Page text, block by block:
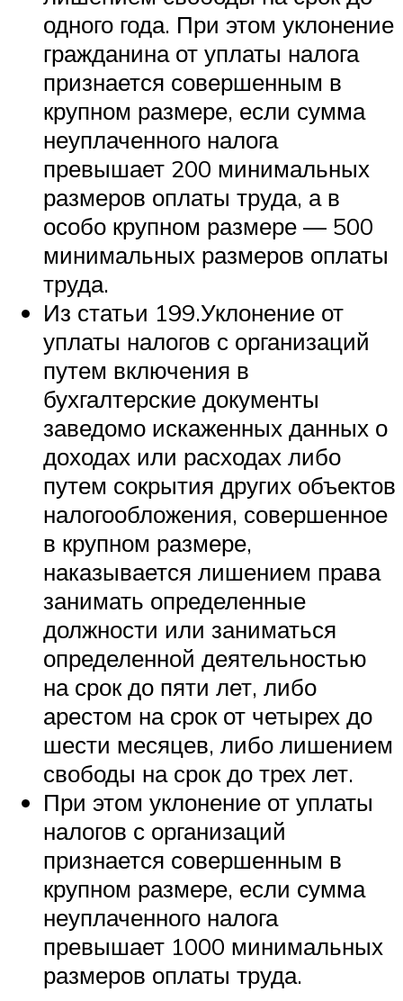
одного года. При этом уклонение
гражданина от уплаты налога
признается совершенным в
крупном размере, если сумма
неуплаченного налога
превышает 200 минимальных
размеров оплаты труда, а в
особо крупном размере — 500
минимальных размеров оплаты
труда.
Из статьи 199.Уклонение от
уплаты налогов с организаций
путем включения в
бухгалтерские документы
заведомо искаженных данных о
доходах или расходах либо
путем сокрытия других объектов
налогообложения, совершенное
в крупном размере,
наказывается лишением права
занимать определенные
должности или заниматься
определенной деятельностью
на срок до пяти лет, либо
арестом на срок от четырех до
шести месяцев, либо лишением
свободы на срок до трех лет.
При этом уклонение от уплаты
налогов с организаций
признается совершенным в
крупном размере, если сумма
неуплаченного налога
превышает 1000 минимальных
размеров оплаты труда.